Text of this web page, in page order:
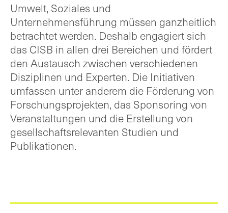
Umwelt, Soziales und
Unternehmensführung müssen ganzheitlich
betrachtet werden. Deshalb engagiert sich
das CISB in allen drei Bereichen und fördert
den Austausch zwischen verschiedenen
Disziplinen und Experten. Die Initiativen
umfassen unter anderem die Förderung von
Forschungsprojekten, das Sponsoring von
Veranstaltungen und die Erstellung von
gesellschaftsrelevanten Studien und
Publikationen.